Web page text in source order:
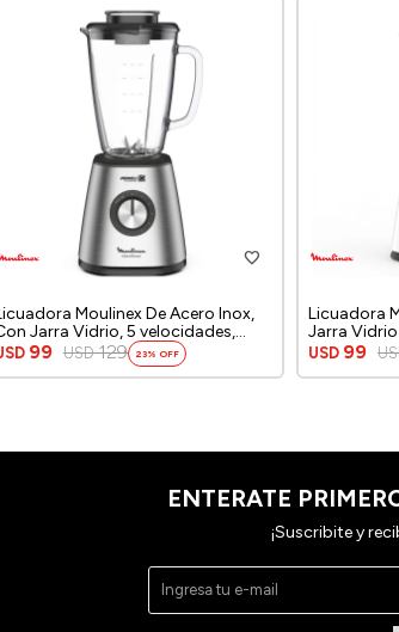
Moulinex De Acero Inox,
Jarra Vidrio, 5 velocidades,
Color Plateado
99 USD 129 23
Licuadora
Jarra
blanco.
USD 99
ENTERATE
¡Suscribite y